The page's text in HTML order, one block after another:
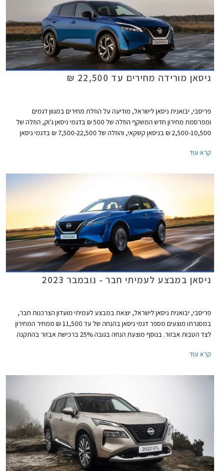
ניסאן מורידה מחירים עד 22,500 ₪
פריסבי, יבואנית ניסאן לישראל, מודיעה על הוזלת מחירים במגוון דגמים
ומפרסמת מחירון חדש המשקף הוזלה של 500 ₪ בדגמי ניסאן ג'וק, הוזלה של
2,500-10,500 ₪ בניסאן קשקאי, והוזלה של 7,500-22,500 ₪ בדגמי ניסאן
בשל מחיר גבוה ביחס למתחרות. כעת נאלצת היבואנית להוריד את המחירים
קרא עוד
ניסאן במבצע לעמיתי חבר - נובמבר 2023
פריסבי, יבואנית ניסאן לישראל, יוצאת במבצע לעמיתי מועדון הצרכנות חבר,
במסגרתו מוצעים מספר דגמי ניסאן בהנחה של עד 11,500 ₪ ממחיר המחירון
לצד הטבות אבזור. בנוסף מוצעת הנחה בגובה 25% ברכישת אבזור בהתקנה
התצוגה של ניסאן בישראל.
קרא עוד